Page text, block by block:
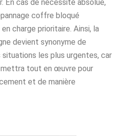
En cas de nécessité absolue,
coffre bloqué
charge prioritaire. Ainsi, la
devient synonyme de
les plus urgentes, car
mettra tout en œuvre pour
et de manière